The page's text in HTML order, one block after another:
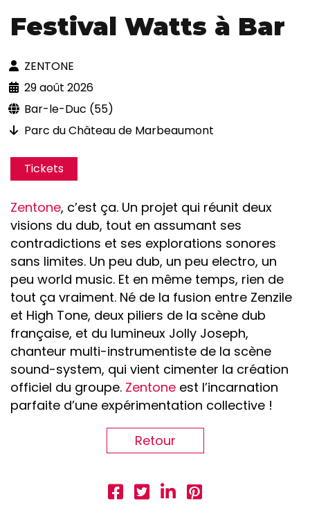
Festival Watts à Bar
ZENTONE
29 août 2026
Bar-le-Duc (55)
Parc du Château de Marbeaumont
Tickets
Zentone, c’est ça. Un projet qui réunit deux
visions du dub, tout en assumant ses
contradictions et ses explorations sonores
sans limites. Un peu dub, un peu electro, un
peu world music. Et en même temps, rien de
tout ça vraiment. Né de la fusion entre Zenzile
et High Tone, deux piliers de la scène dub
française, et du lumineux Jolly Joseph,
chanteur multi-instrumentiste de la scène
sound-system, qui vient cimenter la création
officiel du groupe. Zentone est l’incarnation
parfaite d’une expérimentation collective !
Retour